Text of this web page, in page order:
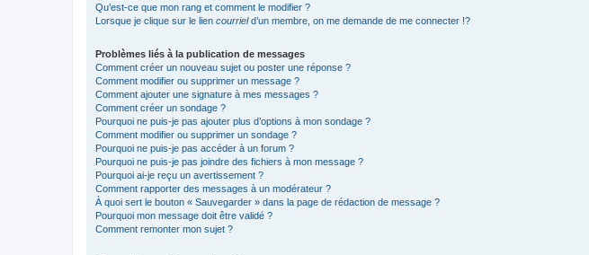
Qu’est-ce que mon rang et comment le modifier ?
Lorsque je clique sur le lien courrield’un membre, on me demande de me connecter !?
Problèmes liés à la publication de messages
Comment créer un nouveau sujet ou poster une réponse ?
Comment modifier ou supprimer un message ?
Comment ajouter une signature à mes messages ?
Comment créer un sondage ?
Pourquoi ne puis-je pas ajouter plus d’options à mon sondage ?
Comment modifier ou supprimer un sondage ?
Pourquoi ne puis-je pas accéder à un forum ?
Pourquoi ne puis-je pas joindre des fichiers à mon message ?
Pourquoi ai-je reçu un avertissement ?
Comment rapporter des messages à un modérateur ?
À quoi sert le bouton « Sauvegarder » dans la page de rédaction de message ?
Pourquoi mon message doit être validé ?
Comment remonter mon sujet ?